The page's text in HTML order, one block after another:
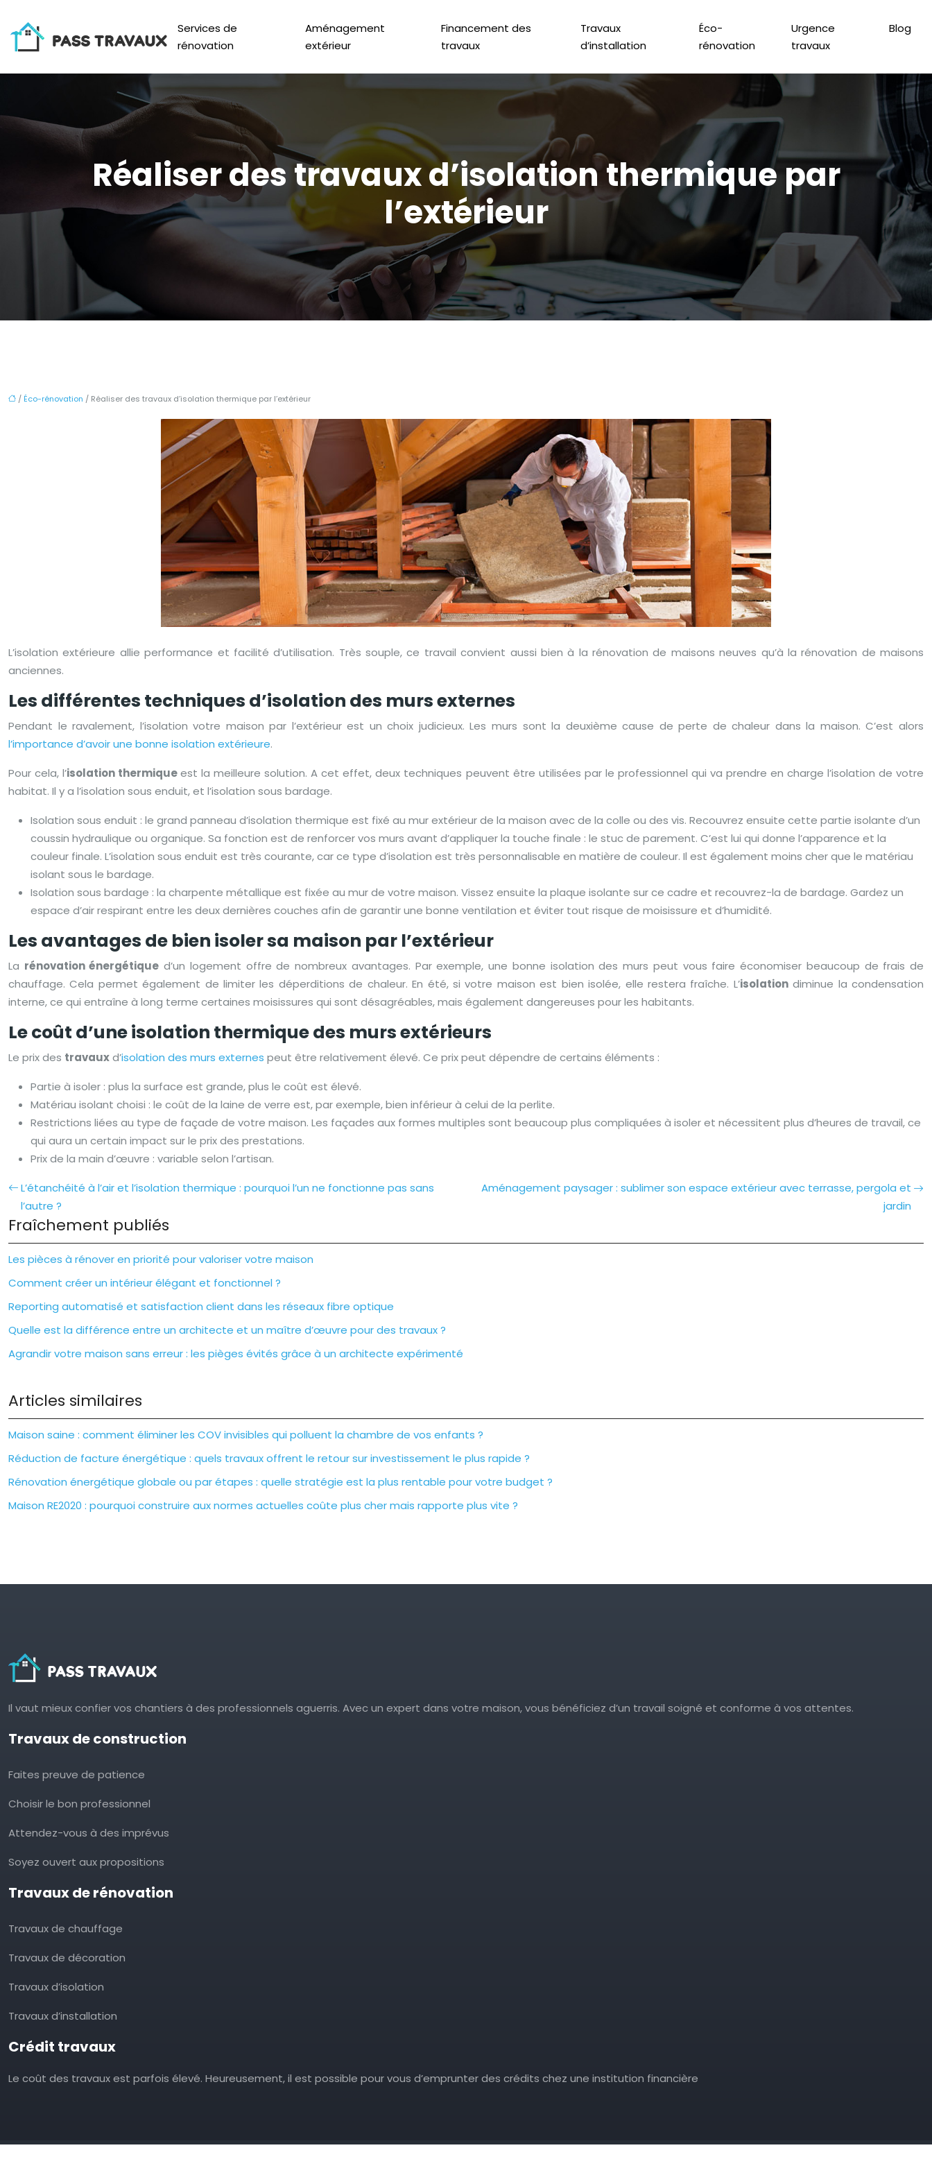
Services de
rénovation
Aménagement
extérieur
Financement des
travaux
Travaux
d’installation
Éco-
rénovation
Urgence
travaux
Blog
Réaliser des travaux d’isolation thermique par
l’extérieur
/ Éco-rénovation / Réaliser des travaux d’isolation thermique par l’extérieur
L’isolation extérieure allie performance et facilité d’utilisation. Très souple, ce travail convient aussi bien à la rénovation de maisons neuves qu’à la rénovation de maisons
anciennes.
Les différentes techniques d’isolation des murs externes
Pendant le ravalement, l’isolation votre maison par l’extérieur est un choix judicieux. Les murs sont la deuxième cause de perte de chaleur dans la maison. C’est alors
l’importance d’avoir une bonne isolation extérieure.
Pour cela, l’isolation thermiqueest la meilleure solution. A cet effet, deux techniques peuvent être utilisées par le professionnel qui va prendre en charge l’isolation de votre
habitat. Il y a l’isolation sous enduit, et l’isolation sous bardage.
Isolation sous enduit : le grand panneau d’isolation thermique est fixé au mur extérieur de la maison avec de la colle ou des vis. Recouvrez ensuite cette partie isolante d’un
coussin hydraulique ou organique. Sa fonction est de renforcer vos murs avant d’appliquer la touche finale : le stuc de parement. C’est lui qui donne l’apparence et la
couleur finale. L’isolation sous enduit est très courante, car ce type d’isolation est très personnalisable en matière de couleur. Il est également moins cher que le matériau
isolant sous le bardage.
Isolation sous bardage : la charpente métallique est fixée au mur de votre maison. Vissez ensuite la plaque isolante sur ce cadre et recouvrez-la de bardage. Gardez un
espace d’air respirant entre les deux dernières couches afin de garantir une bonne ventilation et éviter tout risque de moisissure et d’humidité.
Les avantages de bien isoler sa maison par l’extérieur
La rénovation énergétique d’un logement offre de nombreux avantages. Par exemple, une bonne isolation des murs peut vous faire économiser beaucoup de frais de
chauffage. Cela permet également de limiter les déperditions de chaleur. En été, si votre maison est bien isolée, elle restera fraîche. L’isolationdiminue la condensation
interne, ce qui entraîne à long terme certaines moisissures qui sont désagréables, mais également dangereuses pour les habitants.
Le coût d’une isolation thermique des murs extérieurs
Le prix des travauxd’isolation des murs externes peut être relativement élevé. Ce prix peut dépendre de certains éléments :
Partie à isoler : plus la surface est grande, plus le coût est élevé.
Matériau isolant choisi : le coût de la laine de verre est, par exemple, bien inférieur à celui de la perlite.
Restrictions liées au type de façade de votre maison. Les façades aux formes multiples sont beaucoup plus compliquées à isoler et nécessitent plus d’heures de travail, ce
qui aura un certain impact sur le prix des prestations.
Prix de la main d’œuvre : variable selon l’artisan.
L’étanchéité à l’air et l’isolation thermique : pourquoi l’un ne fonctionne pas sans
l’autre ?
Aménagement paysager : sublimer son espace extérieur avec terrasse, pergola et
jardin
Fraîchement publiés
Les pièces à rénover en priorité pour valoriser votre maison
Comment créer un intérieur élégant et fonctionnel ?
Reporting automatisé et satisfaction client dans les réseaux fibre optique
Quelle est la différence entre un architecte et un maître d’œuvre pour des travaux ?
Agrandir votre maison sans erreur : les pièges évités grâce à un architecte expérimenté
Articles similaires
Maison saine : comment éliminer les COV invisibles qui polluent la chambre de vos enfants ?
Réduction de facture énergétique : quels travaux offrent le retour sur investissement le plus rapide ?
Rénovation énergétique globale ou par étapes : quelle stratégie est la plus rentable pour votre budget ?
Maison RE2020 : pourquoi construire aux normes actuelles coûte plus cher mais rapporte plus vite ?
Il vaut mieux confier vos chantiers à des professionnels aguerris. Avec un expert dans votre maison, vous bénéficiez d’un travail soigné et conforme à vos attentes.
Travaux de construction
Faites preuve de patience
Choisir le bon professionnel
Attendez-vous à des imprévus
Soyez ouvert aux propositions
Travaux de rénovation
Travaux de chauffage
Travaux de décoration
Travaux d’isolation
Travaux d’installation
Crédit travaux
Le coût des travaux est parfois élevé. Heureusement, il est possible pour vous d’emprunter des crédits chez une institution financière